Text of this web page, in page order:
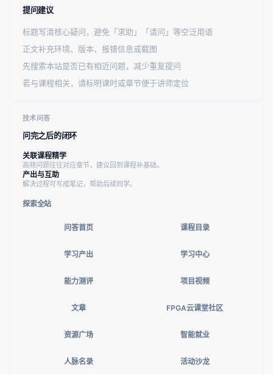
提问建议
标题写清核心疑问，避免「求助」「请问」等空泛用语
正文补充环境、版本、报错信息或截图
先搜索本站是否已有相近问题，减少重复提问
若与课程相关，请标明课时或章节便于讲师定位
技术问答
问完之后的闭环
关联课程精学
高频问题往往对应章节，建议回到课程补基础。
产出与互助
解决过程可写成笔记，帮助后续同学。
探索全站
问答首页 课程目录
学习产出 学习中心
能力测评 项目视频
文章 FPGA云课堂社区
资源广场 智能就业
人脉名录 活动沙龙